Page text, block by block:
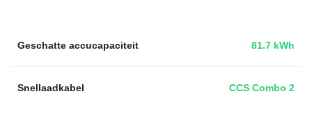
81.7 kWh
Geschatte accucapaciteit
Snellaadkabel CCS Combo 2